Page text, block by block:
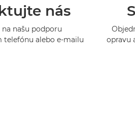
nás
našu podporu
alebo e-mailu
opravu